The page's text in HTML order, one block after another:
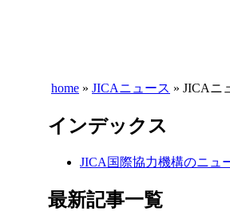
home » JICAニュース » JICAニ
インデックス
JICA国際協力機構のニュ
最新記事一覧